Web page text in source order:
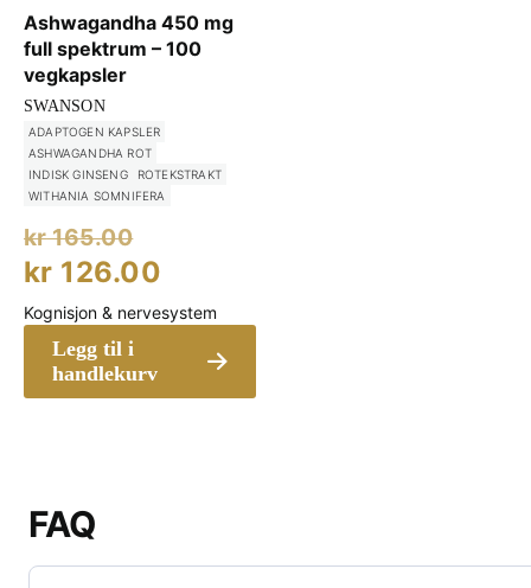
Ashwagandha 450 mg
full spektrum – 100
vegkapsler
SWANSON
ADAPTOGEN KAPSLER
ASHWAGANDHA ROT
INDISK GINSENG
ROTEKSTRAKT
WITHANIA SOMNIFERA
kr165.00
pris
var:
kr 126.00
pris
kr 126.00.
Legg til i
handlekurv
Kognisjon & nervesystem
FAQ